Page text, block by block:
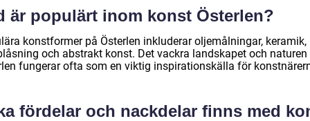
är populärt inom konst Österlen?
konstformer på Österlen inkluderar oljemålningar, keramik,
och abstrakt konst. Det vackra landskapet och naturen
fungerar ofta som en viktig inspirationskälla för
fördelar och nackdelar finns med